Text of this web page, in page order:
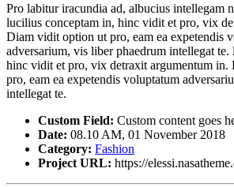
Pro labitur iracundia ad, albucius intellegam
lucilius conceptam in, hinc vidit et pro, vix
Diam vidit option ut pro, eam ea expetendis
adversarium, vis liber phaedrum intellegat
hinc vidit et pro, vix detraxit argumentum
pro, eam ea expetendis voluptatum
intellegat te.
Custom Field: Custom content goes
Date: 08.10 AM, 01 November 2018
Category: Fashion
Project URL: https://